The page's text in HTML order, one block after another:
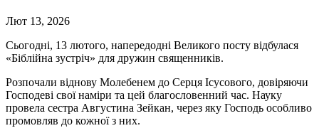
Лют 13, 2026
Сьогодні, 13 лютого, напередодні Великого посту відбулася
«Біблійна зустріч» для дружин священників.
Розпочали віднову Молебенем до Серця Ісусового, довіряючи
Господеві свої наміри та цей благословенний час. Науку
провела сестра Августина Зейкан, через яку Господь особливо
промовляв до кожної з них.